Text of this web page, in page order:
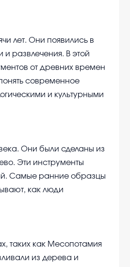
лет. Они появились в
и развлечения. В этой
от древних времен
современное
и культурными
Они были сделаны из
Эти инструменты
Самые ранние образцы
как люди
таких как Месопотамия
из дерева и